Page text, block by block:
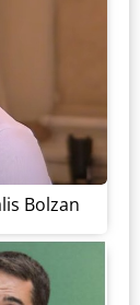
Bolzan